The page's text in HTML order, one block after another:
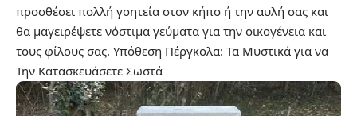
προσθέσει πολλή γοητεία στον κήπο ή την αυλή σας και
θα μαγειρέψετε νόστιμα γεύματα για την οικογένεια και
τους φίλους σας. Υπόθεση Πέργκολα: Τα Μυστικά για να
Την Κατασκευάσετε Σωστά